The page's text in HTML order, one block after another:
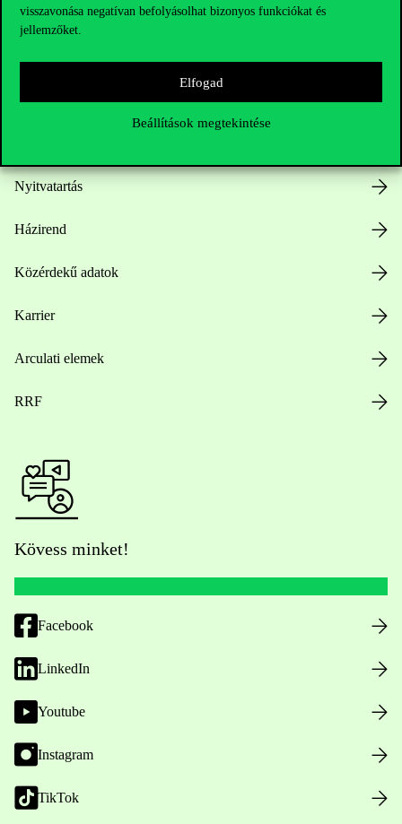
visszavonása negatívan befolyásolhat bizonyos funkciókat és
jellemzőket.
Elfogad
Beállítások megtekintése
Nyitvatartás
Házirend
Közérdekű adatok
Karrier
Arculati elemek
RRF
Kövess minket!
Facebook
LinkedIn
Youtube
Instagram
TikTok